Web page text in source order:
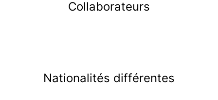
Collaborateurs
Nationalités différentes